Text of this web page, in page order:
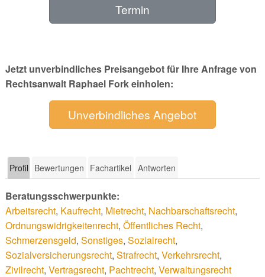
Termin
Jetzt unverbindliches Preisangebot für Ihre Anfrage von
Rechtsanwalt Raphael Fork einholen:
Unverbindliches Angebot
Profil Bewertungen Fachartikel Antworten
Beratungsschwerpunkte:
Arbeitsrecht, Kaufrecht, Mietrecht, Nachbarschaftsrecht,
Ordnungswidrigkeitenrecht, Öffentliches Recht,
Schmerzensgeld, Sonstiges, Sozialrecht,
Sozialversicherungsrecht, Strafrecht, Verkehrsrecht,
Zivilrecht, Vertragsrecht, Pachtrecht, Verwaltungsrecht